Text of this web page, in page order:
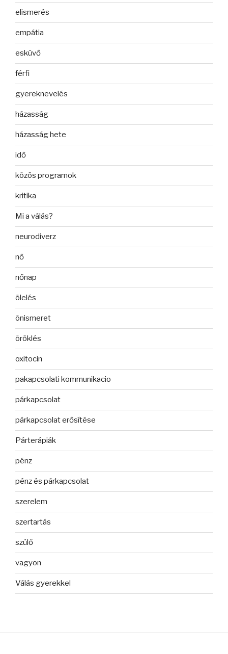
elismerés
empátia
esküvő
férfi
gyereknevelés
házasság
házasság hete
idő
közös programok
kritika
Mi a válás?
neurodiverz
nő
nőnap
ölelés
önismeret
öröklés
oxitocin
pakapcsolati kommunikacio
párkapcsolat
párkapcsolat erősítése
Párterápiák
pénz
pénz és párkapcsolat
szerelem
szertartás
szülő
vagyon
Válás gyerekkel